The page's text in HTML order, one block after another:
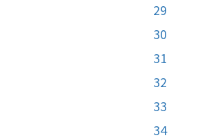
29
30
31
32
33
34